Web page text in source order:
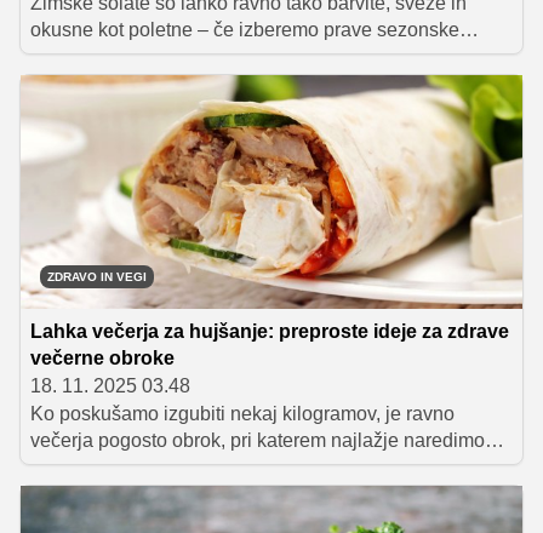
okusne kot poletne – če izberemo prave sezonske
sestavine. Radič, belo in rdeče zelje, ohrovt, sladki
krompir, brusnice ter orehi ustvarijo bogate teksture in
poln okus, ki se odlično podajo hladnejšim mesecem.
Preverite, kako sezonske sestavine združiti v sodobne,
lahkotne in hranljive solate, ki popestrijo vsak zimski
ZDRAVO IN VEGI
Lahka večerja za hujšanje: preproste ideje za zdrave
večerne obroke
18. 11. 2025 03.48
Ko poskušamo izgubiti nekaj kilogramov, je ravno
večerja pogosto obrok, pri katerem najlažje naredimo
napake. Pretežka hrana, prevelike porcije ali prigrizki
pred spanjem lahko hitro zavrejo napredek. Dobra
novica je, da se z nekaj preprostimi pravili in ustreznimi